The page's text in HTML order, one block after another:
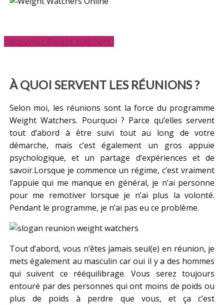
Découvrez Weight Watchers !
À QUOI SERVENT LES RÉUNIONS ?
Selon moi, les réunions sont la force du programme
Weight Watchers. Pourquoi ? Parce qu’elles servent
tout d’abord à être suivi tout au long de votre
démarche, mais c’est également un gros appuie
psychologique, et un partage d’expériences et de
savoir.Lorsque je commence un régime, c’est vraiment
l’appuie qui me manque en général, je n’ai personne
pour me remotiver lorsque je n’ai plus la volonté.
Pendant le programme, je n’ai pas eu ce problème.
Tout d’abord, vous n’êtes jamais seul(e) en réunion, je
mets également au masculin car oui il y a des hommes
qui suivent ce rééquilibrage. Vous serez toujours
entouré par des personnes qui ont moins de poids ou
plus de poids à perdre que vous, et ça c’est